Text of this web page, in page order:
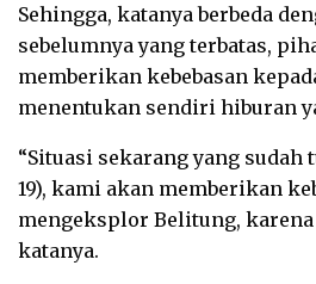
Sehingga, katanya berbeda
sebelumnya yang terbatas,
memberikan kebebasan
menentukan sendiri hiburan
“Situasi sekarang yang sudah
19), kami akan memberikan
mengeksplor Belitung, karena
katanya.